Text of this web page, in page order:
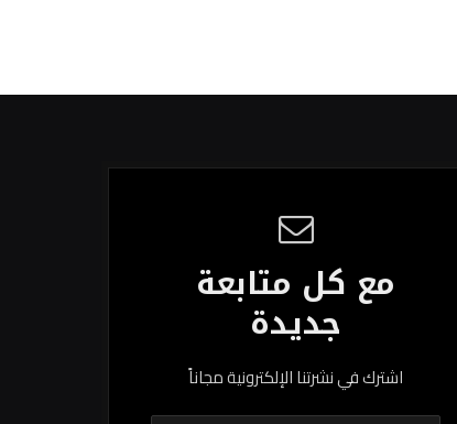
مع كل متابعة
جديدة
اشترك في نشرتنا الإلكترونية مجاناً